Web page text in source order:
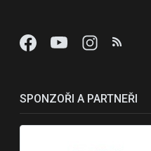
SPONZOŘI A PARTNEŘI